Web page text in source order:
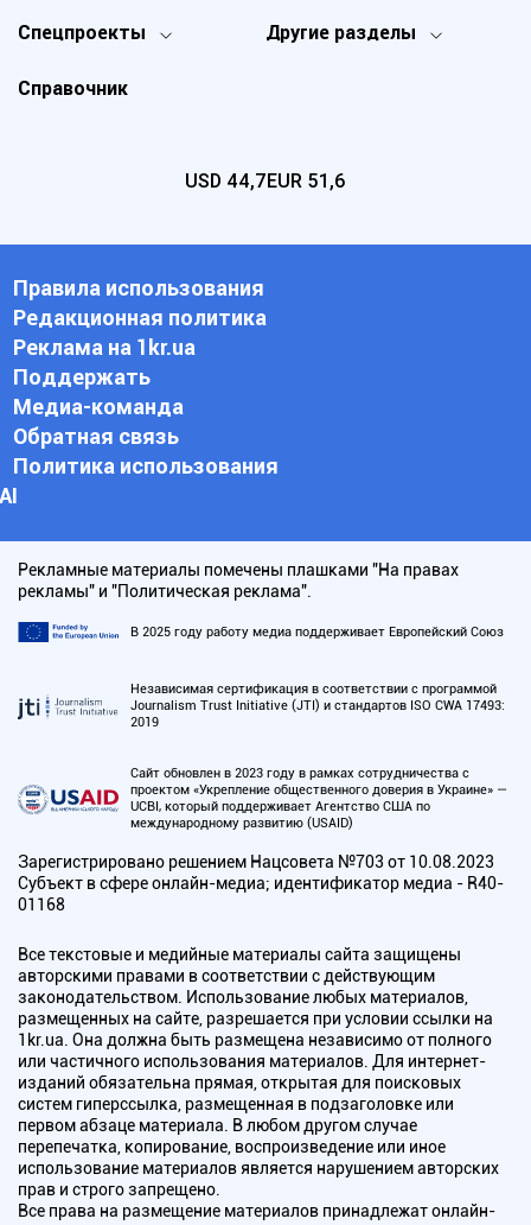
Спецпроекты Другие разделы
Справочник
USD 44,7EUR 51,6
Правила использования
Редакционная политика
Реклама на 1kr.ua
Поддержать
Медиа-команда
Обратная связь
Политика использования
АI
Рекламные материалы помечены плашками "На правах
рекламы" и "Политическая реклама".
В 2025 году работу медиа поддерживает Европейский Союз
Независимая сертификация в соответствии с программой
Journalism Trust Initiative (JTI) и стандартов ISO CWA 17493:
2019
Сайт обновлен в 2023 году в рамках сотрудничества с
проектом «Укрепление общественного доверия в Украине» —
UCBI, который поддерживает Агентство США по
международному развитию (USAID)
Зарегистрировано решением Нацсовета №703 от 10.08.2023
Субъект в сфере онлайн-медиа; идентификатор медиа - R40-
01168
Все текстовые и медийные материалы сайта защищены
авторскими правами в соответствии с действующим
законодательством. Использование любых материалов,
размещенных на сайте, разрешается при условии ссылки на
1kr.ua. Она должна быть размещена независимо от полного
или частичного использования материалов. Для интернет-
изданий обязательна прямая, открытая для поисковых
систем гиперссылка, размещенная в подзаголовке или
первом абзаце материала. В любом другом случае
перепечатка, копирование, воспроизведение или иное
использование материалов является нарушением авторских
прав и строго запрещено.
Все права на размещение материалов принадлежат онлайн-